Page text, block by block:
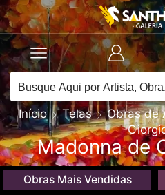
Início Telas Obras de
Madonna de
Obras Mais Vendidas